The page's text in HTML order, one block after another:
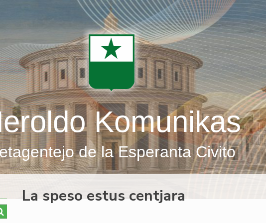
Komunikas
de la Esperanta Civito
La speso estus centjara